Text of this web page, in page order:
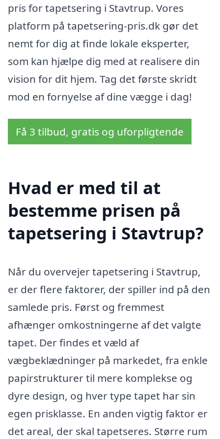
pris for tapetsering i Stavtrup. Vores
platform på tapetsering-pris.dk gør det
nemt for dig at finde lokale eksperter,
som kan hjælpe dig med at realisere din
vision for dit hjem. Tag det første skridt
mod en fornyelse af dine vægge i dag!
Få 3 tilbud, gratis og uforpligtende
Hvad er med til at
bestemme prisen på
tapetsering i Stavtrup?
Når du overvejer tapetsering i Stavtrup,
er der flere faktorer, der spiller ind på den
samlede pris. Først og fremmest
afhænger omkostningerne af det valgte
tapet. Der findes et væld af
vægbeklædninger på markedet, fra enkle
papirstrukturer til mere komplekse og
dyre design, og hver type tapet har sin
egen prisklasse. En anden vigtig faktor er
det areal, der skal tapetseres. Større rum